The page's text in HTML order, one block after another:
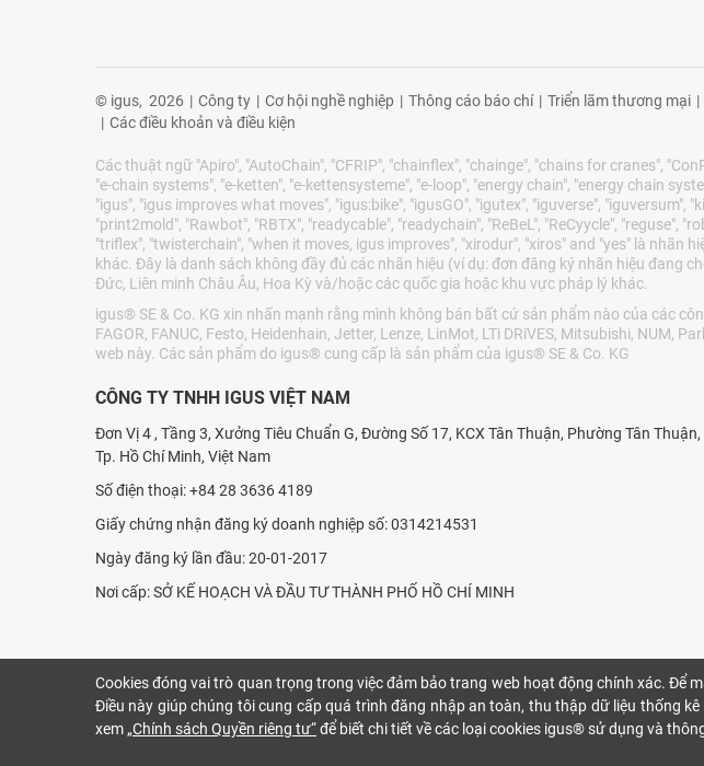
© igus, 2026 | Công ty | Cơ hội nghề nghiệp | Thông cáo báo chí | Triển lãm thương mại |
| Các điều khoản và điều kiện
Các thuật ngữ "Apiro", "AutoChain", "CFRIP", "chainflex", "chainge", "chains for cranes",
"e-chain systems", "e-ketten", "e-kettensysteme", "e-loop", "energy chain", "energy chain
"igus", "igus improves what moves", "igus:bike", "igusGO", "igutex", "iguverse",
"print2mold", "Rawbot", "RBTX", "readycable", "readychain", "ReBeL", "ReCyycle",
"triflex", "twisterchain", "when it moves, igus improves", "xirodur", "xiros" and "yes" là
khác. Đây là danh sách không đầy đủ các nhãn hiệu (ví dụ: đơn đăng ký nhãn hiệu đang
Đức, Liên minh Châu Âu, Hoa Kỳ và/hoặc các quốc gia hoặc khu vực pháp lý khác.
igus® SE & Co. KG xin nhấn mạnh rằng mình không bán bất cứ sản phẩm nào của các
FAGOR, FANUC, Festo, Heidenhain, Jetter, Lenze, LinMot, LTi DRiVES, Mitsubishi, NUM,
web này. Các sản phẩm do igus® cung cấp là sản phẩm của igus® SE & Co. KG
CÔNG TY TNHH IGUS VIỆT NAM
Đơn Vị 4 , Tầng 3, Xưởng Tiêu Chuẩn G, Đường Số 17, KCX Tân Thuận, Phường Tân Thuận,
Tp. Hồ Chí Minh, Việt Nam
Số điện thoại: +84 28 3636 4189
Giấy chứng nhận đăng ký doanh nghiệp số: 0314214531
Ngày đăng ký lần đầu: 20-01-2017
Nơi cấp: SỞ KẾ HOẠCH VÀ ÐẦU TƯ THÀNH PHỐ HỒ CHÍ MINH
Cookies đóng vai trò quan trọng trong việc đảm bảo trang web hoạt động chính xác.
Điều này giúp chúng tôi cung cấp quá trình đăng nhập an toàn, thu thập dữ liệu thống
xem „Chính sách Quyền riêng tư“để biết chi tiết về các loại cookies igus® sử dụng và